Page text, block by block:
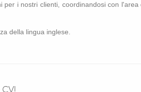
i no­stri clien­ti, coor­di­nan­do­si con l'a­rea
della lin­gua in­gle­se.